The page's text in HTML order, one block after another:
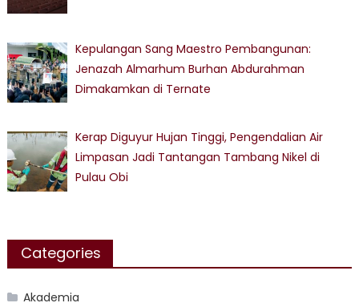
Kepulangan Sang Maestro Pembangunan:
Jenazah Almarhum Burhan Abdurahman
Dimakamkan di Ternate
Kerap Diguyur Hujan Tinggi, Pengendalian Air
Limpasan Jadi Tantangan Tambang Nikel di
Pulau Obi
Categories
Akademia